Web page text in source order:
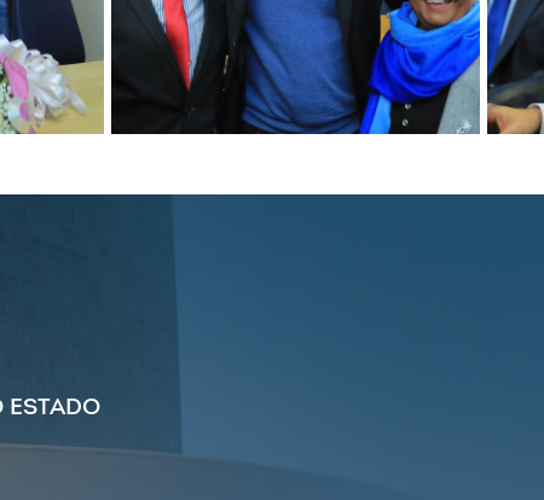
ESTADO